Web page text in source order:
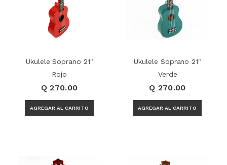
Ukulele Soprano 21"
Rojo
Q 270.00
Ukulele Soprano 21"
Verde
Q 270.00